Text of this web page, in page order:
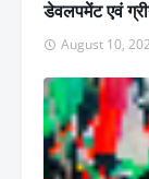
डेवलपमेंट एवं
August 10,